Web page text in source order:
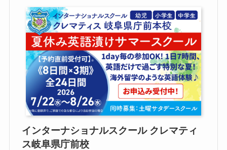
インターナショナルスクール クレマティ
ス岐阜県庁前校